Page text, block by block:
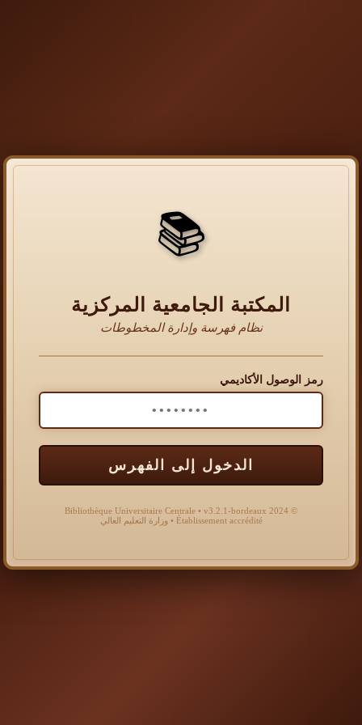
📚
المكتبة الجامعية المركزية
نظام فهرسة وإدارة المخطوطات
رمز الوصول الأكاديمي
الدخول إلى الفهرس
© 2024 Bibliothèque Universitaire Centrale • v3.2.1-bordeaux
Établissement accrédité • وزارة التعليم العالي